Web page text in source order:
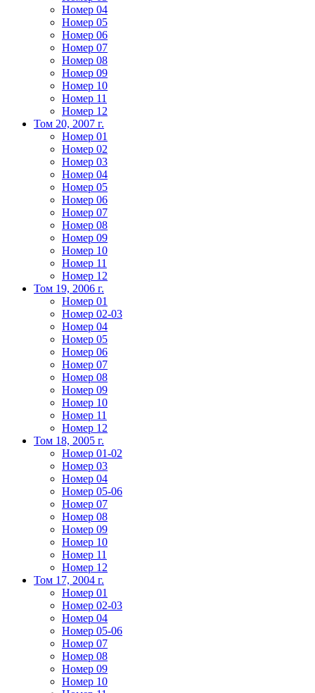
Номер 04
Номер 05
Номер 06
Номер 07
Номер 08
Номер 09
Номер 10
Номер 11
Номер 12
Том 20, 2007 г.
Номер 01
Номер 02
Номер 03
Номер 04
Номер 05
Номер 06
Номер 07
Номер 08
Номер 09
Номер 10
Номер 11
Номер 12
Том 19, 2006 г.
Номер 01
Номер 02-03
Номер 04
Номер 05
Номер 06
Номер 07
Номер 08
Номер 09
Номер 10
Номер 11
Номер 12
Том 18, 2005 г.
Номер 01-02
Номер 03
Номер 04
Номер 05-06
Номер 07
Номер 08
Номер 09
Номер 10
Номер 11
Номер 12
Том 17, 2004 г.
Номер 01
Номер 02-03
Номер 04
Номер 05-06
Номер 07
Номер 08
Номер 09
Номер 10